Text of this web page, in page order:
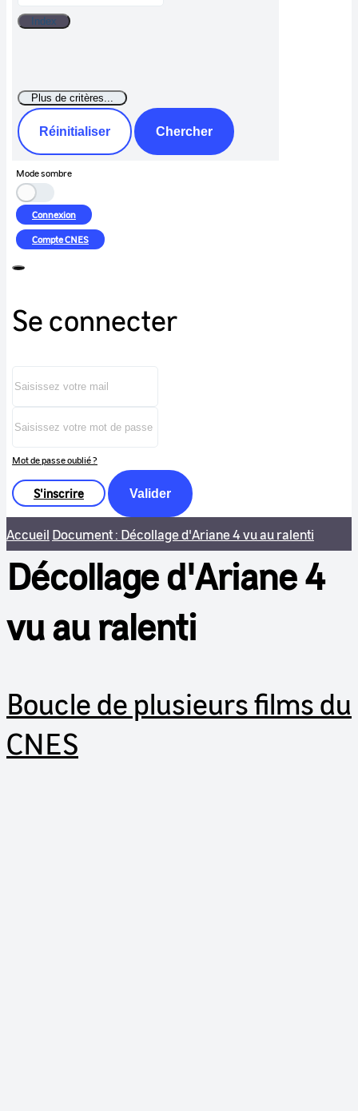
Réinitialiser Chercher
Mode sombre
Connexion
CompteCNES
Se connecter
Mot de passe oublié ?
S'inscrire Valider
Accueil Document : Décollage d'Ariane 4 vu au ralenti
Décollage d'Ariane 4
vu au ralenti
Boucle de plusieurs films du
CNES